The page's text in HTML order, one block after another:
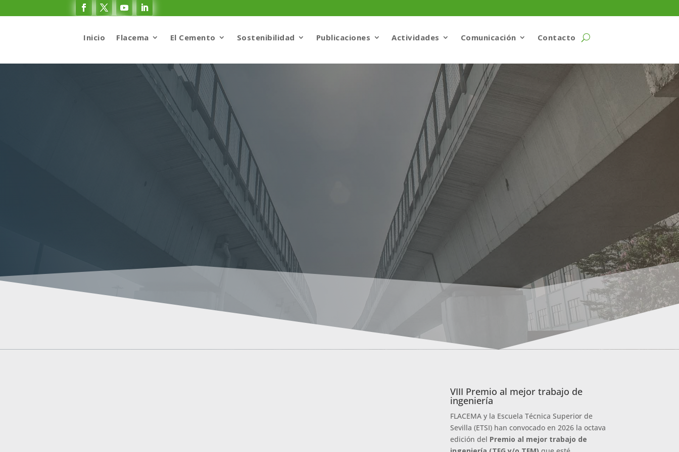
Inicio Flacema El Cemento Sostenibilidad Publicaciones Actividades Comunicación Contacto
VIII Premio al mejor trabajo de
ingeniería
FLACEMA y la Escuela Técnica Superior de
Sevilla (ETSI) han convocado en 2026 la octava
edición del Premio al mejor trabajo de